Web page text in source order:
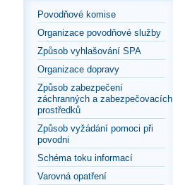
Povodňové komise
Organizace povodňové služby
Způsob vyhlašování SPA
Organizace dopravy
Způsob zabezpečení
záchranných a zabezpečovacích
prostředků
Způsob vyžádání pomoci při
povodni
Schéma toku informací
Varovná opatření